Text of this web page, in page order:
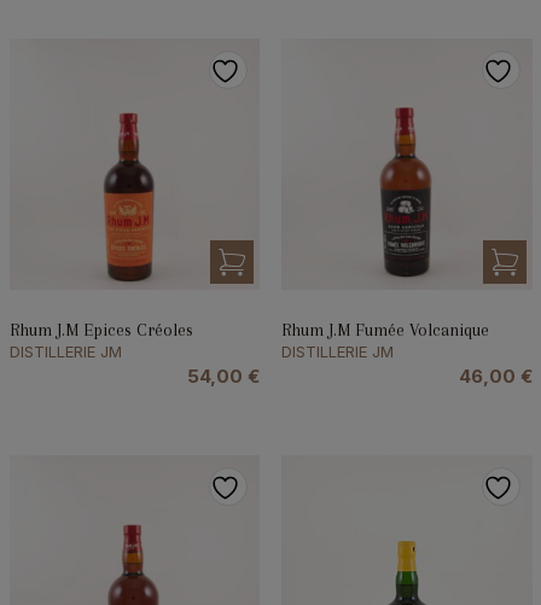
Rhum J.M Epices Créoles
DISTILLERIE JM
54,00 €
Rhum J.M Fumée Volcanique
DISTILLERIE JM
46,00 €